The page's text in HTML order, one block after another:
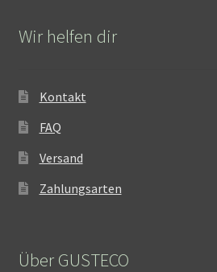
Wir helfen dir
Kontakt
FAQ
Versand
Zahlungsarten
Über GUSTECO